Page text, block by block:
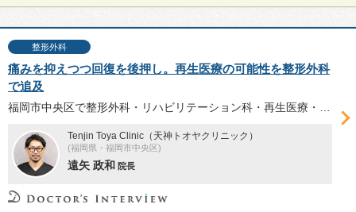
整形外科
痛みを抑えつつ回復を後押し。再生医療の可能性を整形外科
で追及
Tenjin Toya Clinic（天神トオヤクリニック）
(福岡県・福岡市中央区)
遠矢 政和 院長